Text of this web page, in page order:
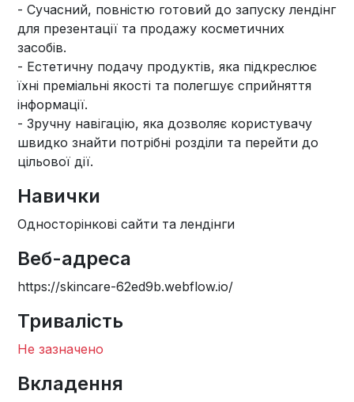
- Сучасний, повністю готовий до запуску лендінг
для презентації та продажу косметичних
засобів.
- Естетичну подачу продуктів, яка підкреслює
їхні преміальні якості та полегшує сприйняття
інформації.
- Зручну навігацію, яка дозволяє користувачу
швидко знайти потрібні розділи та перейти до
цільової дії.
Навички
Односторінкові сайти та лендінги
Веб-адреса
https://skincare-62ed9b.webflow.io/
Тривалість
Не зазначено
Вкладення